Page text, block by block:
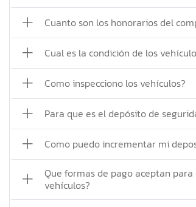
Cuanto son los honorarios del
Cual es la condición de los
Como inspecciono los vehículos?
Para que es el depósito de
Como puedo incrementar mi
Que formas de pago aceptan
vehículos?